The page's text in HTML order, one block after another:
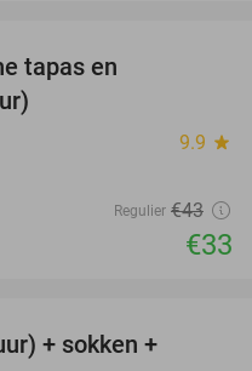
tapas en
9.9 star
Regulier €43
€33
+ sokken +